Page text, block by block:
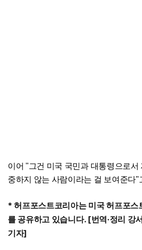
이어 "그건 미국 국민과 대통령으로서
중하지 않는 사람이라는 걸 보여준다"
*허프포스트코리아는 미국허프포스
를 공유하고 있습니다. [번역·정리 강
기자]